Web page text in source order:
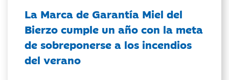
La Marca de Garantía Miel del
Bierzo cumple un año con la meta
de sobreponerse a los incendios
del verano